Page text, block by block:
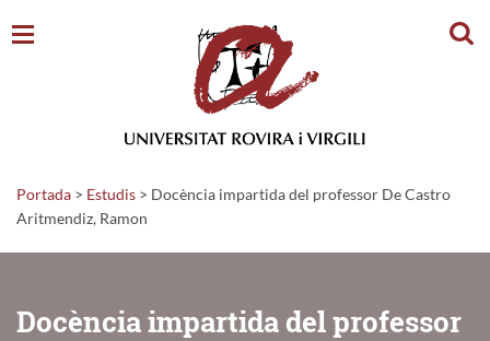
Portada > Estudis > Docència impartida del professor De Castro
Aritmendiz, Ramon
Docència impartida del professor